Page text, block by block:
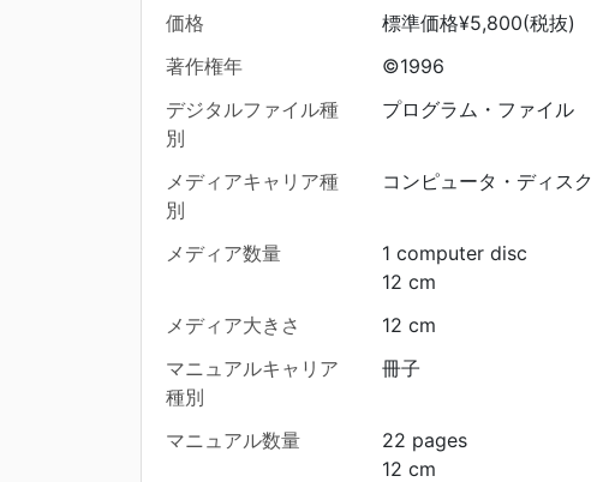
価格
標準価格¥5,800(税抜)
著作権年
©1996
デジタルファイル種
別
プログラム・ファイル
メディアキャリア種
別
コンピュータ・ディスク
メディア数量
1 computer disc
12 cm
メディア大きさ
12 cm
マニュアルキャリア
種別
冊子
マニュアル数量
22 pages
12 cm